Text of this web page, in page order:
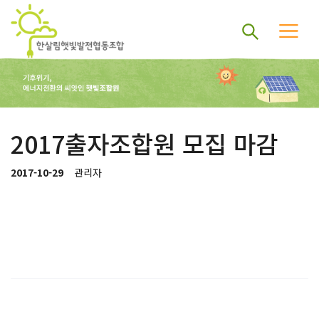
2017출자조합원 모집 마감
2017-10-29 관리자